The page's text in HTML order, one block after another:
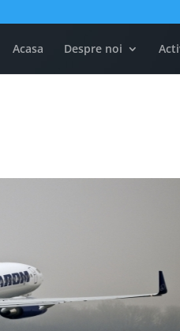
Acasa Despre noi